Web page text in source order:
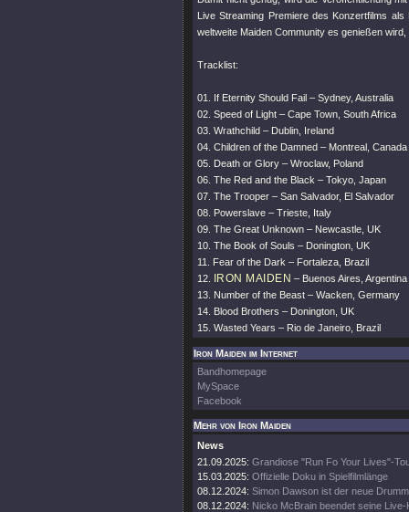
Live Streaming Premiere des Konzertfilms
weltweite Maiden Community es genießen
Tracklist:
01. If Eternity Should Fail – Sydney, Australia
02. Speed of Light – Cape Town, South Africa
03. Wrathchild – Dublin, Ireland
04. Children of the Damned – Montreal, Canada
05. Death or Glory – Wroclaw, Poland
06. The Red and the Black – Tokyo, Japan
07. The Trooper – San Salvador, El Salvador
08. Powerslave – Trieste, Italy
09. The Great Unknown – Newcastle, UK
10. The Book of Souls – Donington, UK
11. Fear of the Dark – Fortaleza, Brazil
12.
IRON MAIDEN – Buenos Aires, Argentina
13. Number of the Beast – Wacken, Germany
14. Blood Brothers – Donington, UK
15. Wasted Years – Rio de Janeiro, Brazil
Iron Maiden im Internet
Bandhomepage
MySpace
Facebook
Mehr von Iron Maiden
News
21.09.2025: Grandiose "Run Fo Your Lives"-
15.03.2025: Offizielle Doku in Spielfilmlänge
08.12.2024: Simon Dawson ist der neue
08.12.2024: Nicko McBrain beendet seine Live-